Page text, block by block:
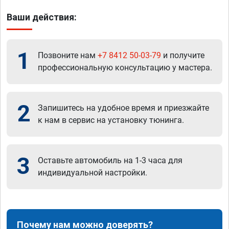
Ваши действия:
1 Позвоните нам +7 8412 50-03-79 и получите
профессиональную консультацию у мастера.
2
Запишитесь на удобное время и приезжайте
к нам в сервис на установку тюнинга.
3
Оставьте автомобиль на 1-3 часа для
индивидуальной настройки.
Почему нам можно доверять?